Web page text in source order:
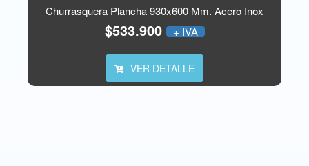
Churrasquera Plancha 930x600 Mm. Acero Inox
$533.900 + IVA
VER DETALLE